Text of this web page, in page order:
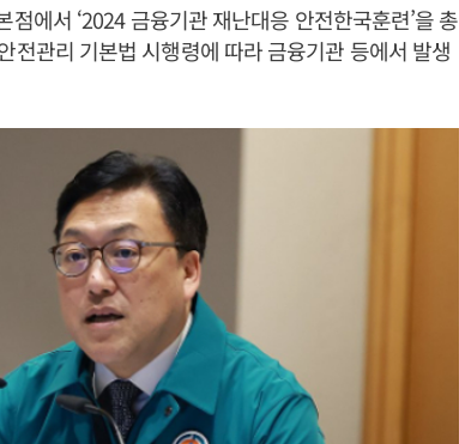
에서 ‘2024 금융기관 재난대응 안전한국훈련’을 총
전관리 기본법 시행령에 따라 금융기관 등에서 발생